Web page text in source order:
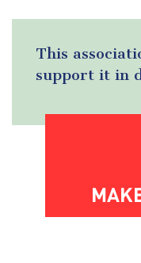
This
support it in